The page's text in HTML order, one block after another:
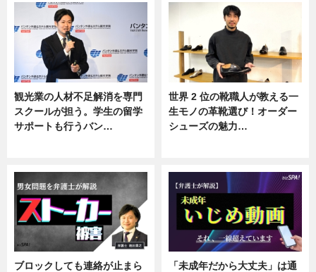
観光業の人材不足解消を専門
スクールが担う。学生の留学
サポートも行うバン…
世界 2 位の靴職人が教える一
生モノの革靴選び！オーダー
シューズの魅力…
ブロックしても連絡が止まら
「未成年だから大丈夫」は通